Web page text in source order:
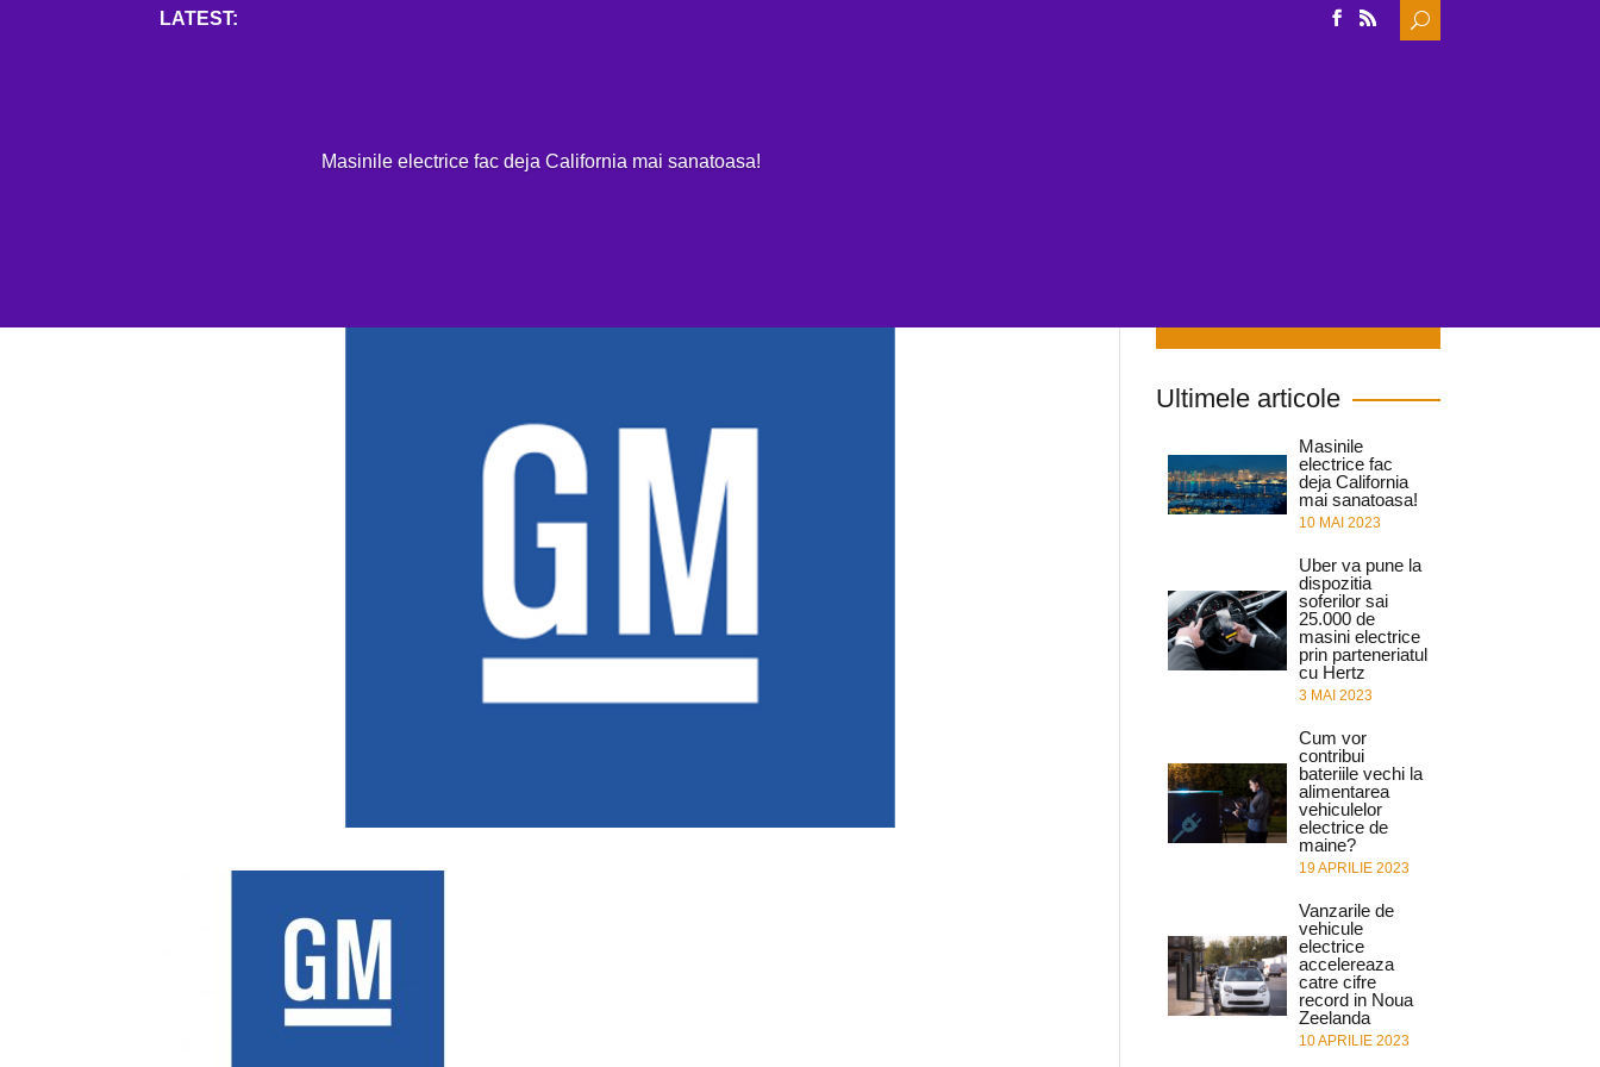
Masinile electrice fac deja California mai sanatoasa!
for:
Ultimele articole
Masinile
electrice fac
deja California
mai sanatoasa!
10 MAI 2023
Uber va pune la
dispozitia
soferilor sai
25.000 de
masini electrice
prin parteneriatul
cu Hertz
3 MAI 2023
Cum vor
contribui
bateriile vechi la
alimentarea
vehiculelor
electrice de
maine?
19 APRILIE 2023
Vanzarile de
vehicule
electrice
accelereaza
catre cifre
record in Noua
Zeelanda
10 APRILIE 2023